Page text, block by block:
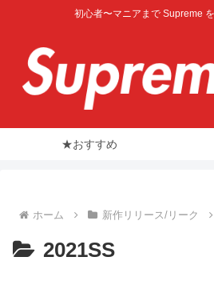
初心者〜マニアまで Supreme
★おすすめ
ホーム 新作リリース/リーク
2021SS